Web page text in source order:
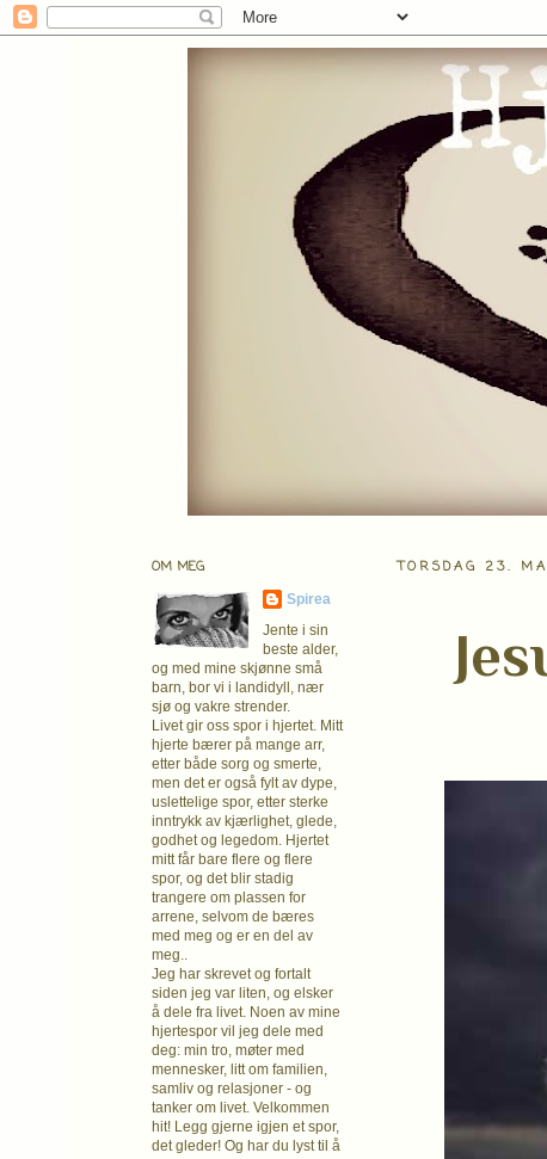
TORSDAG 23.
OM MEG
Spirea
Jente i sin
beste alder,
og med mine skjønne små
barn, bor vi i landidyll, nær
sjø og vakre strender.
Livet gir oss spor i hjertet. Mitt
hjerte bærer på mange arr,
etter både sorg og smerte,
men det er også fylt av dype,
uslettelige spor, etter sterke
inntrykk av kjærlighet, glede,
godhet og legedom. Hjertet
mitt får bare flere og flere
spor, og det blir stadig
trangere om plassen for
arrene, selvom de bæres
med meg og er en del av
meg..
Jeg har skrevet og fortalt
siden jeg var liten, og elsker
å dele fra livet. Noen av mine
hjertespor vil jeg dele med
deg: min tro, møter med
mennesker, litt om familien,
samliv og relasjoner - og
tanker om livet. Velkommen
hit! Legg gjerne igjen et spor,
det gleder! Og har du lyst til å